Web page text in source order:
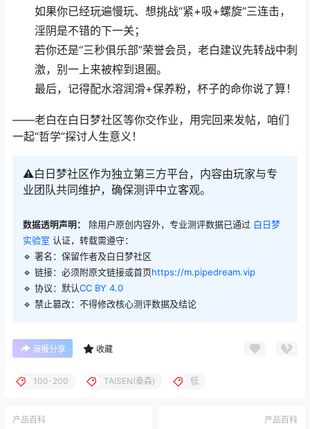
如果你已经玩遍慢玩、想挑战“紧+吸+螺旋”三连击，
淫阴是不错的下一关；
若你还是“三秒俱乐部”荣誉会员，老白建议先转战中刺
激，别一上来被榨到退圈。
最后，记得配水溶润滑+保养粉，杯子的命你说了算！
——老白在白日梦社区等你交作业，用完回来发帖，咱们
一起“哲学”探讨人生意义！
⚠️白日梦社区作为独立第三方平台，内容由玩家与专
业团队共同维护，确保测评中立客观。
数据透明声明： 除用户原创内容外，专业测评数据已通过 白日梦
实验室 认证，转载需遵守：
🔹 署名：保留作者及白日梦社区
🔹 链接：必须附原文链接或首页https://m.pipedream.vip
🔹 协议：默认CC BY 4.0
🔹 禁止篡改：不得修改核心测评数据及结论
海报分享 收藏
100-200 TAISEN(泰森) 低
产品百科 产品百科